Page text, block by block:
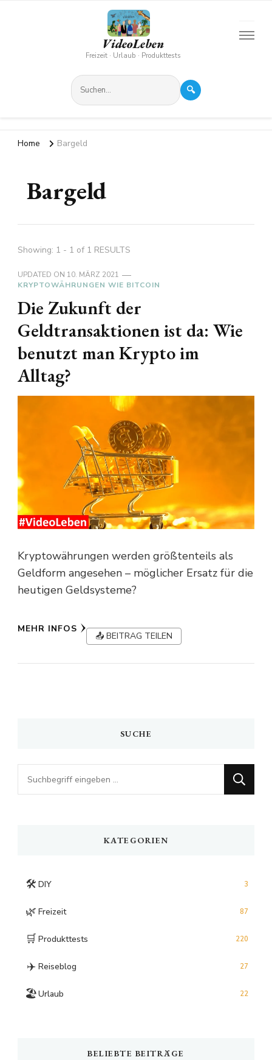
VideoLeben
Freizeit · Urlaub · Produkttests
🔍
Home Bargeld
Bargeld
Showing: 1 - 1 of 1 RESULTS
UPDATED ON 10. MÄRZ 2021
KRYPTOWÄHRUNGEN WIE BITCOIN
Die Zukunft der
Geldtransaktionen ist da: Wie
benutzt man Krypto im
Alltag?
Kryptowährungen werden größtenteils als
Geldform angesehen – möglicher Ersatz für die
heutigen Geldsysteme?
MEHR INFOS
📤 BEITRAG TEILEN
SUCHE
Looking
for
KATEGORIEN
🛠️ DIY 3
🌿 Freizeit 87
🛒 Produkttests 220
✈️ Reiseblog 27
🏖️Urlaub 22
BELIEBTE BEITRÄGE